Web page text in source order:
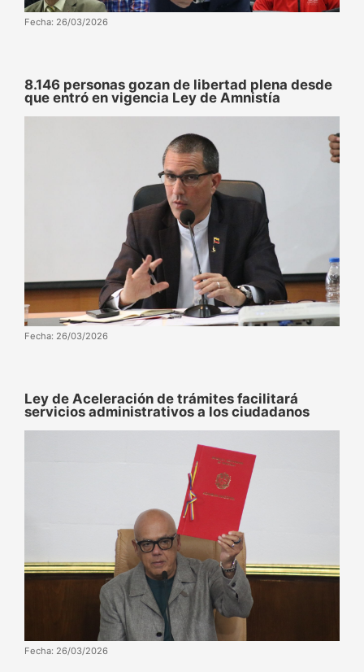
Fecha: 26/03/2026
8.146 personas gozan de libertad plena desde
que entró en vigencia Ley de Amnistía
Fecha: 26/03/2026
Ley de Aceleración de trámites facilitará
servicios administrativos a los ciudadanos
Fecha: 26/03/2026